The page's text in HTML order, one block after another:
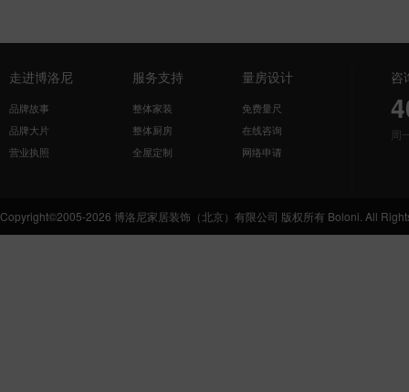
走进博洛尼
品牌故事
品牌大片
营业执照
服务支持
整体家装
整体厨房
全屋定制
量房设计
免费量尺
在线咨询
网络申请
咨
周
Copyright©2005-2026 博洛尼家居装饰（北京）有限公司 版权所有 Boloni. All